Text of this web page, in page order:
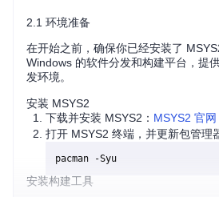
2.1 环境准备
在开始之前，确保你已经安装了
Windows 的软件分发和构建平台，提
发环境。
安装 MSYS2
下载并安装 MSYS2： MSYS2 官网
打开 MSYS2 终端，并更新包管理
安装构建工具